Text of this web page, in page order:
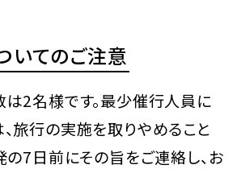
いてのご注意
2名様です。最少催行人員に
旅行の実施を取りやめること
の7日前にその旨をご連絡し、お